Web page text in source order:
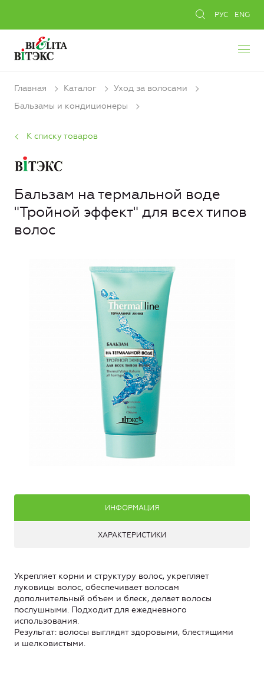
РУС ENG
Главная Каталог
Уход за волосами
Бальзамы и кондиционеры
К списку товаров
Бальзам на термальной воде
"Тройной эффект" для всех типов
волос
ИНФОРМАЦИЯ
ХАРАКТЕРИСТИКИ
Укрепляет корни и структуру волос, укрепляет
луковицы волос, обеспечивает волосам
дополнительный объем и блеск, делает волосы
послушными. Подходит для ежедневного
использования.
Результат: волосы выглядят здоровыми, блестящими
и шелковистыми.